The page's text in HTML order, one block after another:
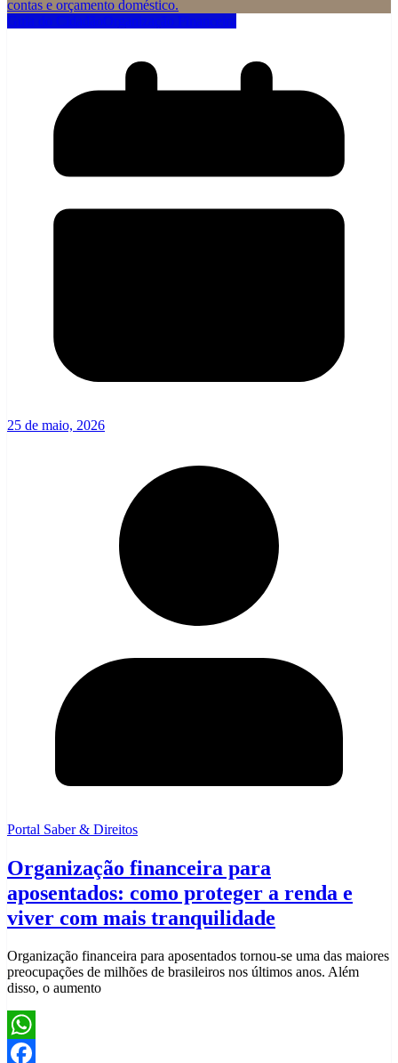
Guia do CidadãoOrganização Financeira
25 de maio, 2026
Portal Saber & Direitos
Organização financeira para
aposentados: como proteger a renda e
viver com mais tranquilidade
Organização financeira para aposentados tornou-se uma das maiores
preocupações de milhões de brasileiros nos últimos anos. Além
disso, o aumento
WhatsApp